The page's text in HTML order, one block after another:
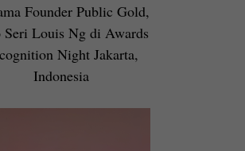
Founder Public Gold,
Seri Louis Ng di Awards
Night Jakarta,
Indonesia